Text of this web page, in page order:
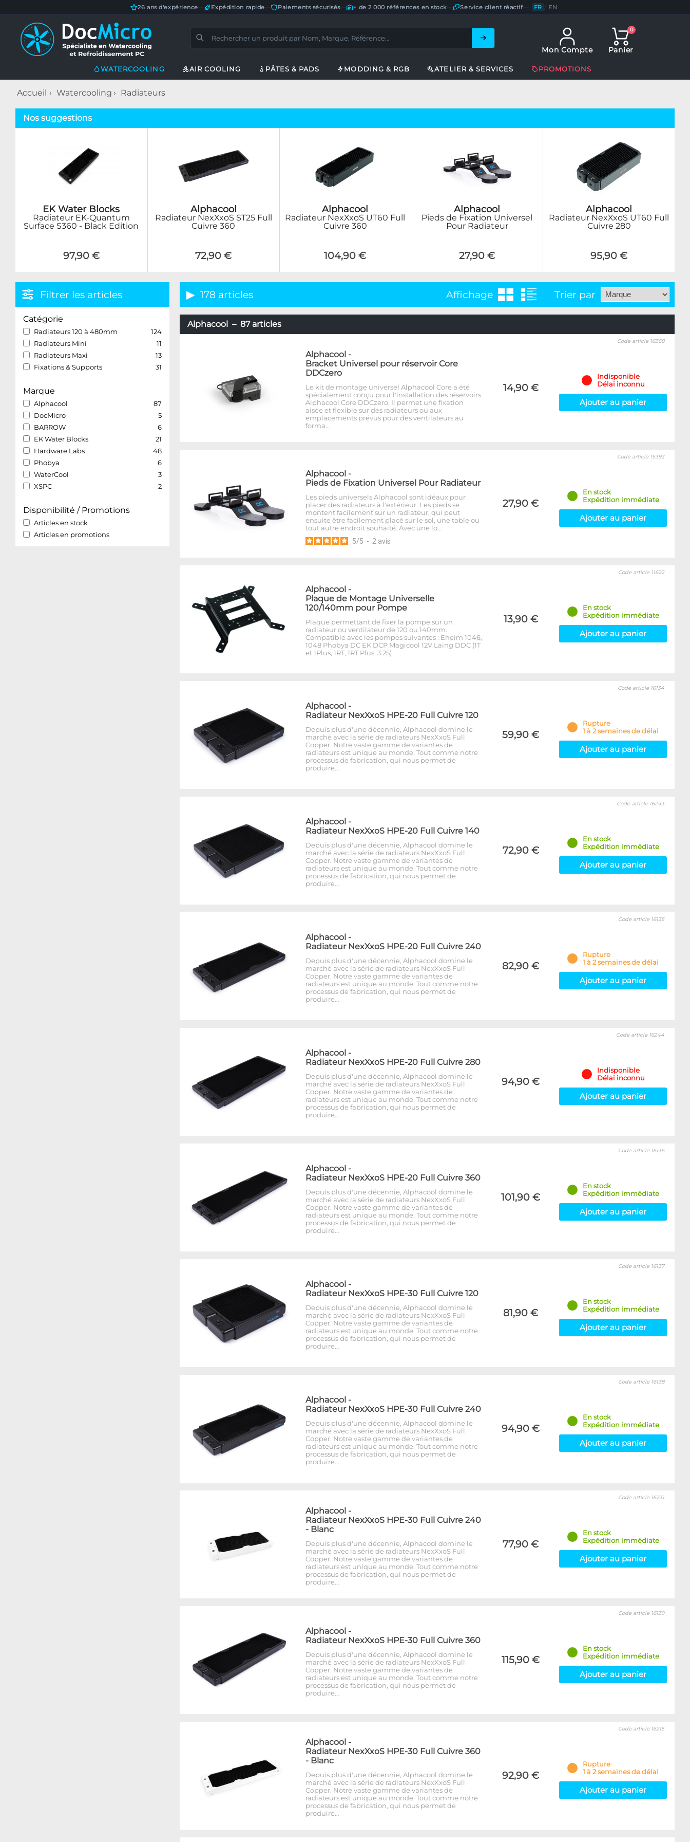
26 ans d'expérience Expédition rapide Paiements sécurisés— + de 2 000 références en stock Service client réactif— FR / EN
Mon Compte
0
Panier
WATERCOOLING AIR COOLING PÂTES & PADS MODDING & RGB ATELIER & SERVICES PROMOTIONS
Accueil Watercooling Radiateurs
Nos suggestions
EK Water Blocks
Radiateur EK-Quantum
Surface S360 - Black Edition
97,90 €
Alphacool
Radiateur NexXxoS ST25 Full
Cuivre 360
72,90 €
Alphacool
Radiateur NexXxoS UT60 Full
Cuivre 360
104,90 €
Alphacool
Pieds de Fixation Universel
Pour Radiateur
27,90 €
Alphacool
Radiateur NexXxoS UT60 Full
Cuivre 280
95,90 €
Filtrer les articles
Catégorie
Radiateurs 120 à 480mm
124
Radiateurs Mini
11
Radiateurs Maxi
13
Fixations & Supports
31
Marque
Alphacool
87
DocMicro
5
BARROW
6
EK Water Blocks
21
Hardware Labs
48
Phobya
6
WaterCool
3
XSPC
2
Disponibilité / Promotions
Articles en stock
Articles en promotions
178 articles Affichage Trier par
Alphacool – 87 articles
Alphacool -
Bracket Universel pour réservoir Core
DDCzero
Le kit de montage universel Alphacool Core a été
spécialement conçu pour l'installation des réservoirs
Alphacool Core DDCzero. Il permet une fixation
aisée et flexible sur des radiateurs ou aux
emplacements prévus pour des ventilateurs au
forma…
14,90 €
Code article 16368
Indisponible
Délai inconnu
Ajouter au panier
Alphacool -
Pieds de Fixation Universel Pour Radiateur
Les pieds universels Alphacool sont idéaux pour
placer des radiateurs à l'extérieur. Les pieds se
montent facilement sur un radiateur, qui peut
ensuite être facilement placé sur le sol, une table ou
tout autre endroit souhaité. Avec une lo…
5/5 - 2 avis
27,90 €
Code article 15392
En stock
Expédition immédiate
Ajouter au panier
Alphacool -
Plaque de Montage Universelle
120/140mm pour Pompe
Plaque permettant de fixer la pompe sur un
radiateur ou ventilateur de 120 ou 140mm.
Compatible avec les pompes suivantes : Eheim 1046,
1048 Phobya DC EK DCP Magicool 12V Laing DDC (1T
et 1Plus, 1RT, 1RT Plus, 3.25)
13,90 €
Code article 11622
En stock
Expédition immédiate
Ajouter au panier
Alphacool -
Radiateur NexXxoS HPE-20 Full Cuivre 120
Depuis plus d'une décennie, Alphacool domine le
marché avec la série de radiateurs NexXxoS Full
Copper. Notre vaste gamme de variantes de
radiateurs est unique au monde. Tout comme notre
processus de fabrication, qui nous permet de
produire…
59,90 €
Code article 16134
Rupture
1 à 2 semaines de délai
Ajouter au panier
Alphacool -
Radiateur NexXxoS HPE-20 Full Cuivre 140
Depuis plus d'une décennie, Alphacool domine le
marché avec la série de radiateurs NexXxoS Full
Copper. Notre vaste gamme de variantes de
radiateurs est unique au monde. Tout comme notre
processus de fabrication, qui nous permet de
produire…
72,90 €
Code article 16243
En stock
Expédition immédiate
Ajouter au panier
Alphacool -
Radiateur NexXxoS HPE-20 Full Cuivre 240
Depuis plus d'une décennie, Alphacool domine le
marché avec la série de radiateurs NexXxoS Full
Copper. Notre vaste gamme de variantes de
radiateurs est unique au monde. Tout comme notre
processus de fabrication, qui nous permet de
produire…
82,90 €
Code article 16135
Rupture
1 à 2 semaines de délai
Ajouter au panier
Alphacool -
Radiateur NexXxoS HPE-20 Full Cuivre 280
Depuis plus d'une décennie, Alphacool domine le
marché avec la série de radiateurs NexXxoS Full
Copper. Notre vaste gamme de variantes de
radiateurs est unique au monde. Tout comme notre
processus de fabrication, qui nous permet de
produire…
94,90 €
Code article 16244
Indisponible
Délai inconnu
Ajouter au panier
Alphacool -
Radiateur NexXxoS HPE-20 Full Cuivre 360
Depuis plus d'une décennie, Alphacool domine le
marché avec la série de radiateurs NexXxoS Full
Copper. Notre vaste gamme de variantes de
radiateurs est unique au monde. Tout comme notre
processus de fabrication, qui nous permet de
produire…
101,90 €
Code article 16136
En stock
Expédition immédiate
Ajouter au panier
Alphacool -
Radiateur NexXxoS HPE-30 Full Cuivre 120
Depuis plus d'une décennie, Alphacool domine le
marché avec la série de radiateurs NexXxoS Full
Copper. Notre vaste gamme de variantes de
radiateurs est unique au monde. Tout comme notre
processus de fabrication, qui nous permet de
produire…
81,90 €
Code article 16137
En stock
Expédition immédiate
Ajouter au panier
Alphacool -
Radiateur NexXxoS HPE-30 Full Cuivre 240
Depuis plus d'une décennie, Alphacool domine le
marché avec la série de radiateurs NexXxoS Full
Copper. Notre vaste gamme de variantes de
radiateurs est unique au monde. Tout comme notre
processus de fabrication, qui nous permet de
produire…
94,90 €
Code article 16138
En stock
Expédition immédiate
Ajouter au panier
Alphacool -
Radiateur NexXxoS HPE-30 Full Cuivre 240
- Blanc
Depuis plus d'une décennie, Alphacool domine le
marché avec la série de radiateurs NexXxoS Full
Copper. Notre vaste gamme de variantes de
radiateurs est unique au monde. Tout comme notre
processus de fabrication, qui nous permet de
produire…
77,90 €
Code article 16231
En stock
Expédition immédiate
Ajouter au panier
Alphacool -
Radiateur NexXxoS HPE-30 Full Cuivre 360
Depuis plus d'une décennie, Alphacool domine le
marché avec la série de radiateurs NexXxoS Full
Copper. Notre vaste gamme de variantes de
radiateurs est unique au monde. Tout comme notre
processus de fabrication, qui nous permet de
produire…
115,90 €
Code article 16139
En stock
Expédition immédiate
Ajouter au panier
Alphacool -
Radiateur NexXxoS HPE-30 Full Cuivre 360
- Blanc
Depuis plus d'une décennie, Alphacool domine le
marché avec la série de radiateurs NexXxoS Full
Copper. Notre vaste gamme de variantes de
radiateurs est unique au monde. Tout comme notre
processus de fabrication, qui nous permet de
produire…
92,90 €
Code article 16215
Rupture
1 à 2 semaines de délai
Ajouter au panier